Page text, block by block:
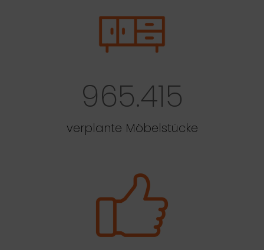
965.415
verplante Möbelstücke